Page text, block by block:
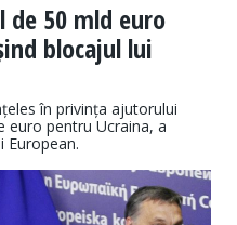
de 50 mld euro
blocajul lui
în privința ajutorului
euro pentru Ucraina, a
European.